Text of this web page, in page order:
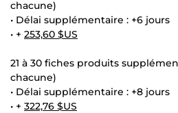
chacune)
• Délai supplémentaire : +6 jours
• + 253,60 $US
21 à 30 fiches produits
chacune)
• Délai supplémentaire : +8 jours
• + 322,76 $US